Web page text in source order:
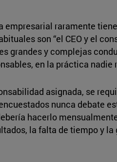
raramente
son “el CEO y el
grandes y complejas
en la práctica nadie
asignada, se
nunca debate
hacerlo
la falta de tiempo y